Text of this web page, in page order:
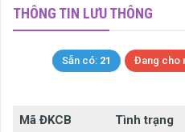
THÔNG TIN LƯU THÔNG
Đang cho
Sẵn có: 21
Mã ĐKCB Tình trạng